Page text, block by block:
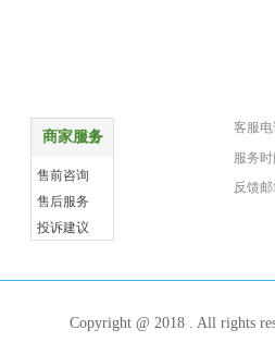
商家服务
更多
售前咨询
售后服务
投诉建议
客服电
反馈邮
服务时
Copyright @ 2018 . All rights